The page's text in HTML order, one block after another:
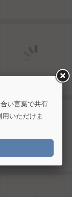
い言葉で共有
いただけま